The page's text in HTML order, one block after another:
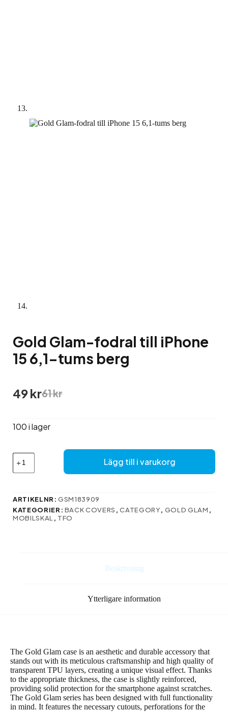
Gold Glam-fodral till iPhone
15 6,1-tums berg
61kr
Det
ursprungliga
var:
49krDet
nuvarande
är:
100 i lager
Gold
Glam-
fodral
iPhone
6,1-
Lägg till i varukorg
ARTIKELNR:GSM183909
KATEGORIER: BACK COVERS ,CATEGORY, GOLD GLAM ,
MOBILSKAL , TFO
Beskrivning
Ytterligare information
The Gold Glam case is an aesthetic and durable accessory that
stands out with its meticulous craftsmanship and high quality of
transparent TPU layers, creating a unique visual effect. Thanks
to the appropriate thickness, the case is slightly reinforced,
providing solid protection for the smartphone against scratches.
The Gold Glam series has been designed with full functionality
in mind. It features the necessary cutouts, perforations for the